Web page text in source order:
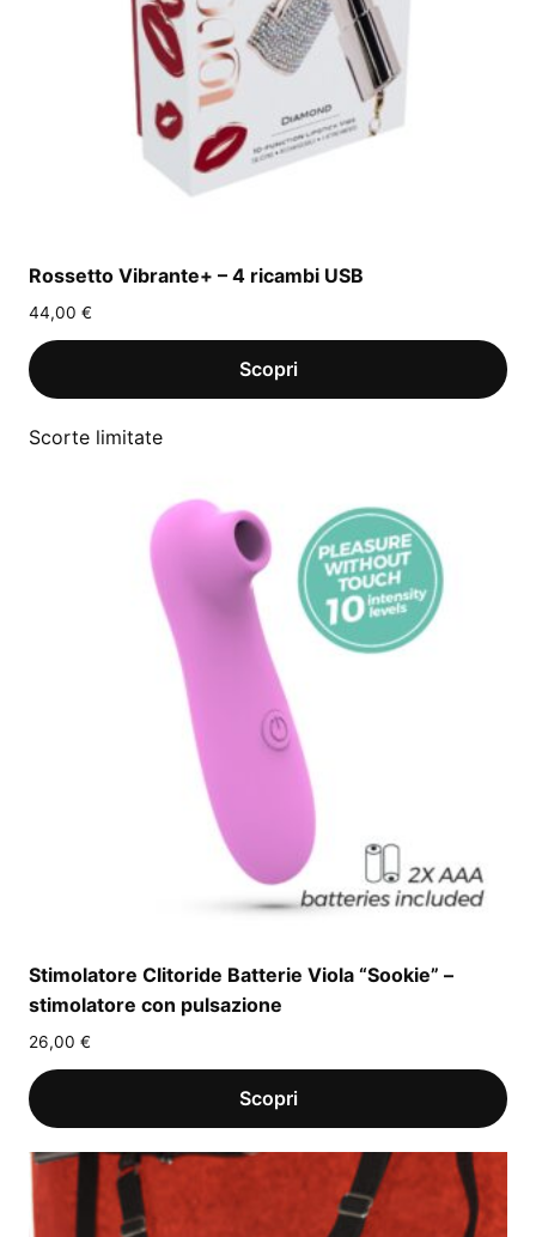
Rossetto Vibrante+ – 4 ricambi USB
44,00 €
Scorte limitate
Stimolatore Clitoride Batterie Viola “Sookie” –
stimolatore con pulsazione
26,00 €